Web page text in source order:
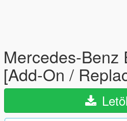
Mercedes-Benz
[Add-On /